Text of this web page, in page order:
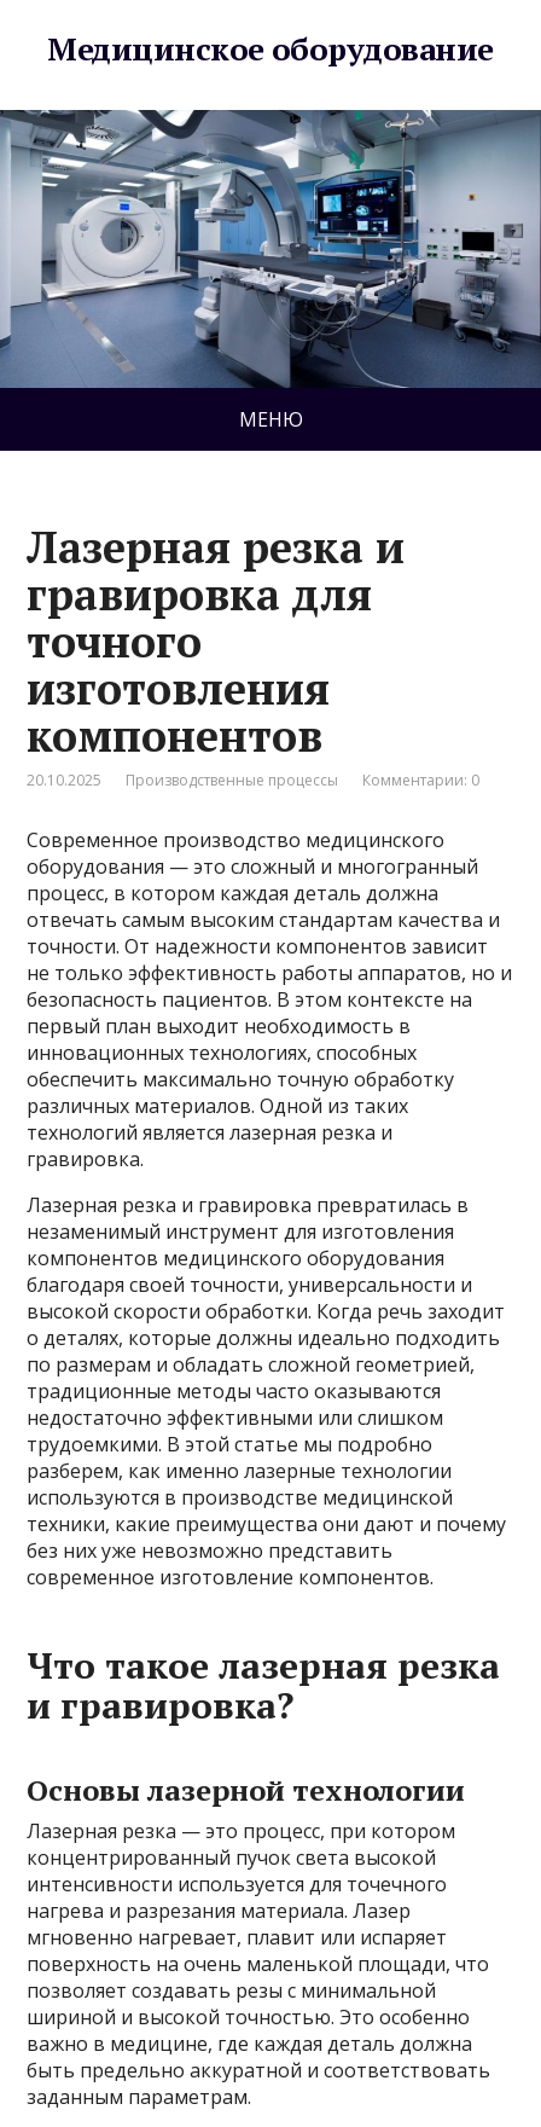
Медицинское оборудование
МЕНЮ
Лазерная резка и
гравировка для
точного
изготовления
компонентов
20.10.2025 Производственные процессы Комментарии: 0
Современное производство медицинского
оборудования — это сложный и многогранный
процесс, в котором каждая деталь должна
отвечать самым высоким стандартам качества и
точности. От надежности компонентов зависит
не только эффективность работы аппаратов, но и
безопасность пациентов. В этом контексте на
первый план выходит необходимость в
инновационных технологиях, способных
обеспечить максимально точную обработку
различных материалов. Одной из таких
технологий является лазерная резка и
гравировка.
Лазерная резка и гравировка превратилась в
незаменимый инструмент для изготовления
компонентов медицинского оборудования
благодаря своей точности, универсальности и
высокой скорости обработки. Когда речь заходит
о деталях, которые должны идеально подходить
по размерам и обладать сложной геометрией,
традиционные методы часто оказываются
недостаточно эффективными или слишком
трудоемкими. В этой статье мы подробно
разберем, как именно лазерные технологии
используются в производстве медицинской
техники, какие преимущества они дают и почему
без них уже невозможно представить
современное изготовление компонентов.
Что такое лазерная резка
и гравировка?
Основы лазерной технологии
Лазерная резка — это процесс, при котором
концентрированный пучок света высокой
интенсивности используется для точечного
нагрева и разрезания материала. Лазер
мгновенно нагревает, плавит или испаряет
поверхность на очень маленькой площади, что
позволяет создавать резы с минимальной
шириной и высокой точностью. Это особенно
важно в медицине, где каждая деталь должна
быть предельно аккуратной и соответствовать
заданным параметрам.